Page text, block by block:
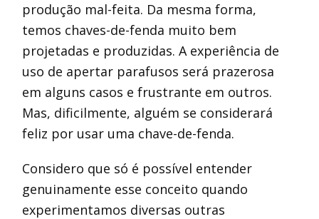
produção mal-feita. Da mesma forma,
temos chaves-de-fenda muito bem
projetadas e produzidas. A experiência de
uso de apertar parafusos será prazerosa
em alguns casos e frustrante em outros.
Mas, dificilmente, alguém se considerará
feliz por usar uma chave-de-fenda.
Considero que só é possível entender
genuinamente esse conceito quando
experimentamos diversas outras